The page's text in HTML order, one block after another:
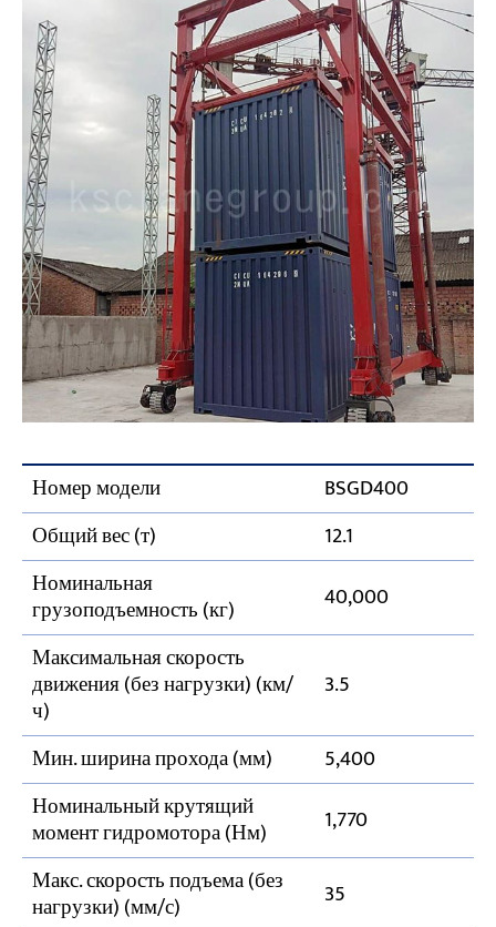
Номер модели
BSGD400
Общий вес (т)
12.1
Номинальная
грузоподъемность (кг)
40,000
Максимальная скорость
движения (без нагрузки) (км/
ч)
3.5
Мин. ширина прохода (мм)
5,400
Номинальный крутящий
момент гидромотора (Нм)
1,770
Макс. скорость подъема (без
нагрузки) (мм/с)
35